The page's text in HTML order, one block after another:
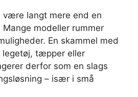
være langt mere end en
modeller rummer
En skammel med
legetøj, tæpper eller
derfor som en slags
– især i små